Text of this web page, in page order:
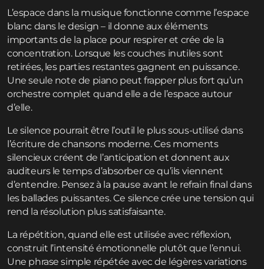
L’espace dans la musique fonctionne comme l’espace
blanc dans le design – il donne aux éléments
importants de la place pour respirer et crée de la
concentration. Lorsque les couches inutiles sont
retirées, les parties restantes gagnent en puissance.
Une seule note de piano peut frapper plus fort qu’un
orchestre complet quand elle a de l’espace autour
d’elle.
Le silence pourrait être l’outil le plus sous-utilisé dans
l’écriture de chansons moderne. Ces moments
silencieux créent de l’anticipation et donnent aux
auditeurs le temps d’absorber ce qu’ils viennent
d’entendre. Pensez à la pause avant le refrain final dans
les ballades puissantes. Ce silence crée une tension qui
rend la résolution plus satisfaisante.
La répétition, quand elle est utilisée avec réflexion,
construit l’intensité émotionnelle plutôt que l’ennui.
Une phrase simple répétée avec de légères variations